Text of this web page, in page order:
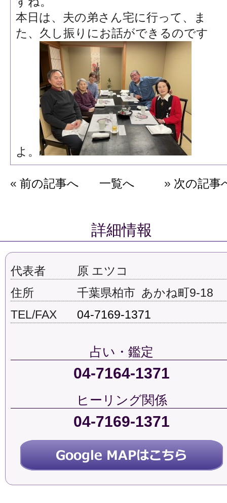
本日は、夫の弟さん宅に行って、ま
た、久し振りにお話ができるのです
よ。
« 前の記事へ 一覧へ » 次の記事
詳細情報
代表者
原 エツコ
住所
千葉県柏市 あかね町9-18
TEL/FAX
04-7169-1371
占い・鑑定
04-7164-1371
ヒーリング関係
04-7169-1371